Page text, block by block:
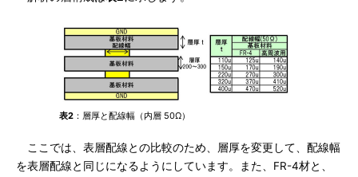
表2 ：層厚と配線幅（内層 50Ω）
ここでは、表層配線との比較のため、層厚を変更して、配線幅
を表層配線と同じになるようにしています。また、FR-4材と、